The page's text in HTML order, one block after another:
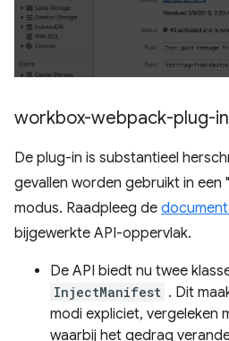
workbox-webpack-plug-in
De plug-in is substantieel
gevallen worden gebruikt in
modus. Raadpleeg de
bijgewerkte API-oppervlak.
De API biedt nu twee
InjectManifest . Dit
modi expliciet, vergeleken
waarbij het gedrag